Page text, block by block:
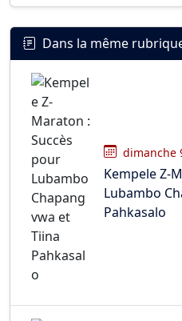
Dans la même
dimanche
Kempele Z-
Lubambo
Pahkasalo